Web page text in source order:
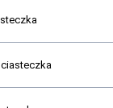
FT/KIT0-1 do